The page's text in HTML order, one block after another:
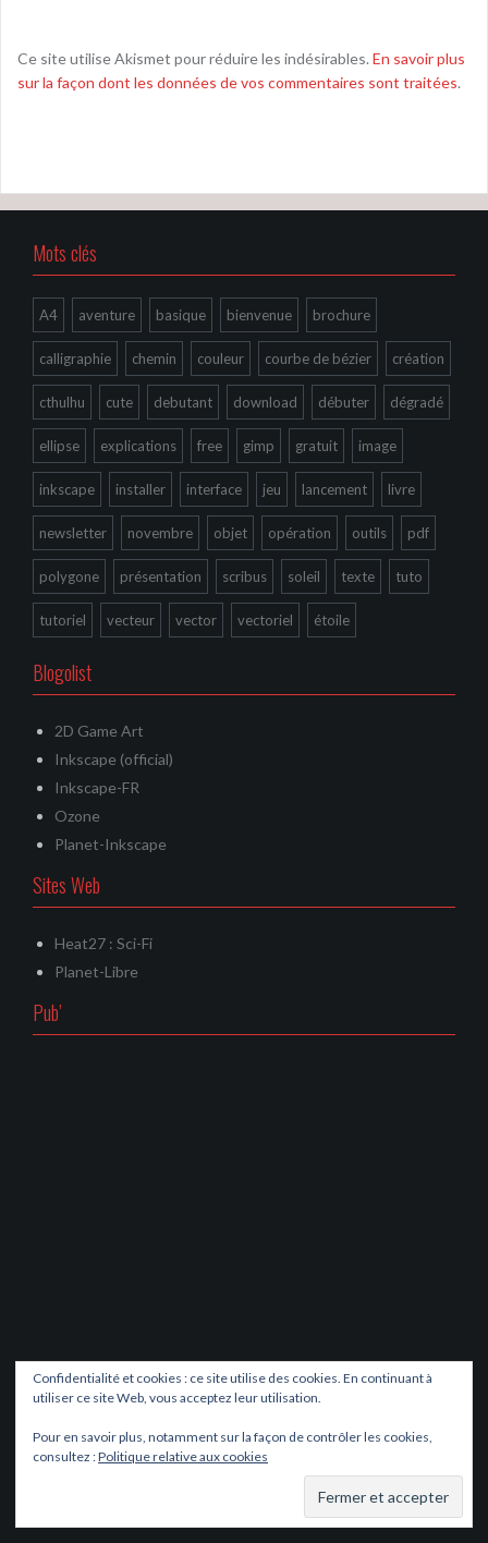
Ce site utilise Akismet pour réduire les indésirables. En savoir plus
sur la façon dont les données de vos commentaires sont traitées.
Mots clés
A4 aventure basique bienvenue brochure
calligraphie chemin couleur courbe de bézier création
cthulhu cute debutant download débuter dégradé
ellipse explications free gimp gratuit image
inkscape installer interface jeu lancement livre
newsletter novembre objet opération outils pdf
polygone présentation scribus soleil texte tuto
tutoriel vecteur vector vectoriel étoile
Blogolist
2D Game Art
Inkscape (official)
Inkscape-FR
Ozone
Planet-Inkscape
Sites Web
Heat27 : Sci-Fi
Planet-Libre
Pub’
Confidentialité et cookies : ce site utilise des cookies. En continuant à
utiliser ce site Web, vous acceptez leur utilisation.
Pour en savoir plus, notamment sur la façon de contrôler les cookies,
consultez :Politique relative aux cookies